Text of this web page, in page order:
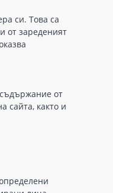
си. Това са
от зареденият
от
сайта, както и